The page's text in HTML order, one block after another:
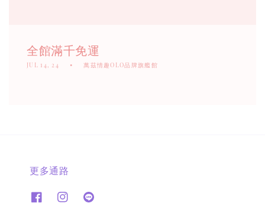
全館滿千免運
JUL 14, 24 萬茲情趣OLO品牌旗艦館
更多通路